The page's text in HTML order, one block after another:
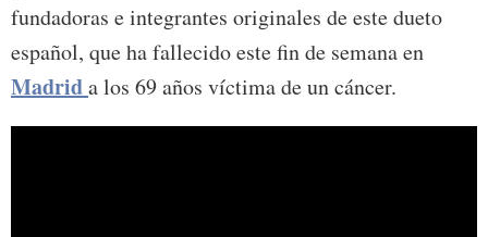
fundadoras e integrantes originales de este dueto
español, que ha fallecido este fin de semana en
Madrida los 69 años víctima de un cáncer.